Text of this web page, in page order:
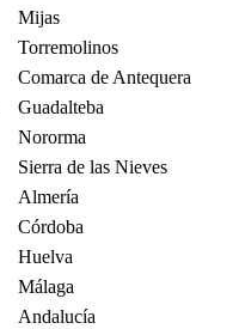
Mijas
Torremolinos
Comarca de Antequera
Guadalteba
Nororma
Sierra de las Nieves
Almería
Córdoba
Huelva
Málaga
Andalucía